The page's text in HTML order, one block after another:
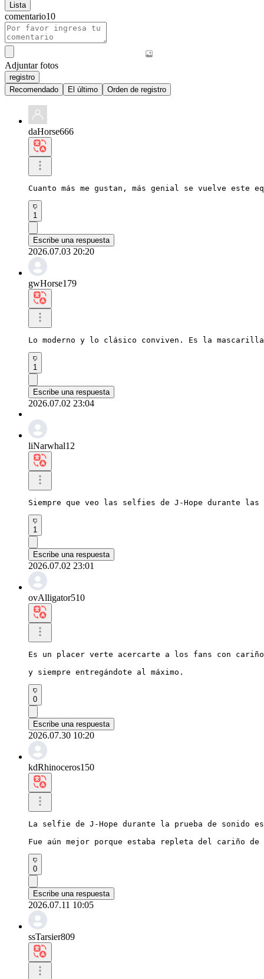
Lista
comentario10
Adjuntar fotos
registro
Recomendado
El último Orden de registro
daHorse666
Cuanto más me gustan, más genial se vuelve
1
Escribe una respuesta
2026.07.03 20:20
gwHorse179
Lo moderno y lo clásico conviven. Es la
1
Escribe una respuesta
2026.07.02 23:04
liNarwhal12
Siempre que veo las selfies de J-Hope durante
1
Escribe una respuesta
2026.07.02 23:01
ovAlligator510
Es un placer verte acercarte a los fans con
y siempre entregándote al máximo.
0
Escribe una respuesta
2026.07.30 10:20
kdRhinoceros150
La selfie de J-Hope durante la prueba de sonido
Fue aún mejor porque estaba repleta del cariño
0
Escribe una respuesta
2026.07.11 10:05
ssTarsier809